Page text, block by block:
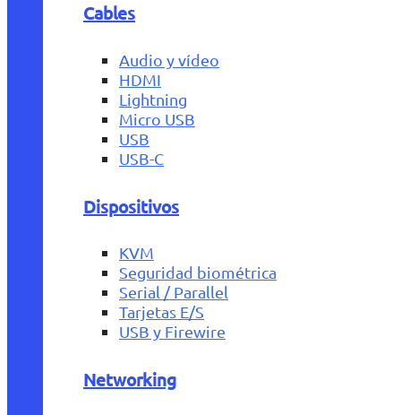
Cables
Audio y vídeo
HDMI
Lightning
Micro USB
USB
USB-C
Dispositivos
KVM
Seguridad biométrica
Serial / Parallel
Tarjetas E/S
USB y Firewire
Networking